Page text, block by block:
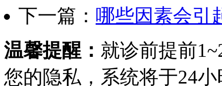
下一篇： 哪些因素会引
温馨提醒： 就诊前提前
您的隐私，系统将于24